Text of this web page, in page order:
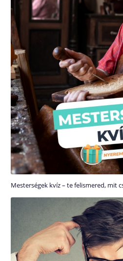
Mesterségek kvíz – te felismered, mit